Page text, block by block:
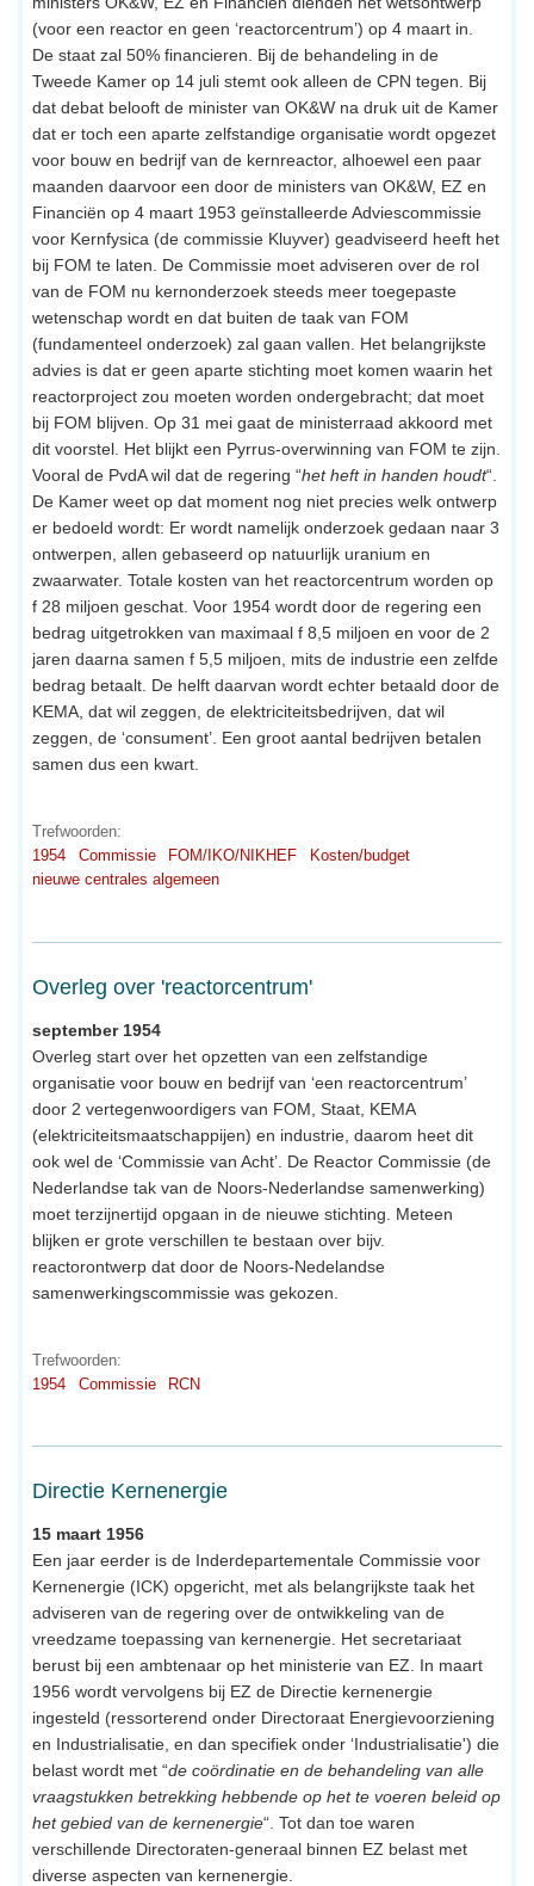
(voor een reactor en geen ‘reactorcentrum’) op 4 maart in.
De staat zal 50% financieren. Bij de behandeling in de
Tweede Kamer op 14 juli stemt ook alleen de CPN tegen. Bij
dat debat belooft de minister van OK&W na druk uit de Kamer
dat er toch een aparte zelfstandige organisatie wordt opgezet
voor bouw en bedrijf van de kernreactor, alhoewel een paar
maanden daarvoor een door de ministers van OK&W, EZ en
Financiën op 4 maart 1953 geïnstalleerde Adviescommissie
voor Kernfysica (de commissie Kluyver) geadviseerd heeft het
bij FOM te laten. De Commissie moet adviseren over de rol
van de FOM nu kernonderzoek steeds meer toegepaste
wetenschap wordt en dat buiten de taak van FOM
(fundamenteel onderzoek) zal gaan vallen. Het belangrijkste
advies is dat er geen aparte stichting moet komen waarin het
reactorproject zou moeten worden ondergebracht; dat moet
bij FOM blijven. Op 31 mei gaat de ministerraad akkoord met
dit voorstel. Het blijkt een Pyrrus-overwinning van FOM te zijn.
Vooral de PvdA wil dat de regering “het heft in handen houdt“.
De Kamer weet op dat moment nog niet precies welk ontwerp
er bedoeld wordt: Er wordt namelijk onderzoek gedaan naar 3
ontwerpen, allen gebaseerd op natuurlijk uranium en
zwaarwater. Totale kosten van het reactorcentrum worden op
f 28 miljoen geschat. Voor 1954 wordt door de regering een
bedrag uitgetrokken van maximaal f 8,5 miljoen en voor de 2
jaren daarna samen f 5,5 miljoen, mits de industrie een zelfde
bedrag betaalt. De helft daarvan wordt echter betaald door de
KEMA, dat wil zeggen, de elektriciteitsbedrijven, dat wil
zeggen, de ‘consument’. Een groot aantal bedrijven betalen
samen dus een kwart.
Trefwoorden:
1954
Commissie FOM/IKO/NIKHEF
Kosten/budget
nieuwe centrales algemeen
Overleg over 'reactorcentrum'
september 1954
Overleg start over het opzetten van een zelfstandige
organisatie voor bouw en bedrijf van ‘een reactorcentrum’
door 2 vertegenwoordigers van FOM, Staat, KEMA
(elektriciteitsmaatschappijen) en industrie, daarom heet dit
ook wel de ‘Commissie van Acht’. De Reactor Commissie (de
Nederlandse tak van de Noors-Nederlandse samenwerking)
moet terzijnertijd opgaan in de nieuwe stichting. Meteen
blijken er grote verschillen te bestaan over bijv.
reactorontwerp dat door de Noors-Nedelandse
samenwerkingscommissie was gekozen.
Trefwoorden:
1954
Commissie RCN
Directie Kernenergie
15 maart 1956
Een jaar eerder is de Inderdepartementale Commissie voor
Kernenergie (ICK) opgericht, met als belangrijkste taak het
adviseren van de regering over de ontwikkeling van de
vreedzame toepassing van kernenergie. Het secretariaat
berust bij een ambtenaar op het ministerie van EZ. In maart
1956 wordt vervolgens bij EZ de Directie kernenergie
ingesteld (ressorterend onder Directoraat Energievoorziening
en Industrialisatie, en dan specifiek onder ‘Industrialisatie') die
belast wordt met “de coördinatie en de behandeling van alle
vraagstukken betrekking hebbende op het te voeren beleid op
het gebied van de kernenergie“. Tot dan toe waren
verschillende Directoraten-generaal binnen EZ belast met
diverse aspecten van kernenergie.